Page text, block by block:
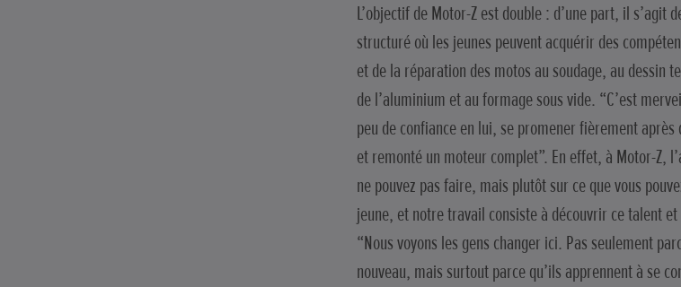
L’objectif de Motor-Z est double : d’une part, il
structuré où les jeunes peuvent acquérir des
et de la réparation des motos au soudage, au dessin
de l’aluminium et au formage sous vide. “C’est
peu de confiance en lui, se promener fièrement
et remonté un moteur complet”. En effet, à Motor-Z,
ne pouvez pas faire, mais plutôt sur ce que vous
jeune, et notre travail consiste à découvrir ce talent
“Nous voyons les gens changer ici. Pas seulement
nouveau, mais surtout parce qu’ils apprennent à se